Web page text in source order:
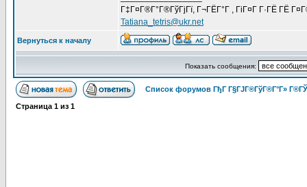
Г‡Г¤Г®Г°Г®ГўГјГї, Г¬ГЁГ°Г , ГіГ¤Г Г·ГЁ ГЁ
Tatiana_tetris@ukr.net
Вернуться к началу
Показать сообщения:
Список форумов ГђГ Г§ГЈГ®ГўГ®Г°Г»
Страница 1 из 1